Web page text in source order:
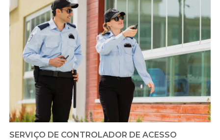
SERVIÇO DE CONTROLADOR DE ACESSO